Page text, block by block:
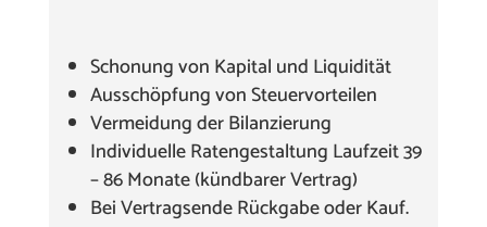
Schonung von Kapital und Liquidität
Ausschöpfung von Steuervorteilen
Vermeidung der Bilanzierung
Individuelle Ratengestaltung Laufzeit 39
– 86 Monate (kündbarer Vertrag)
Bei Vertragsende Rückgabe oder Kauf.